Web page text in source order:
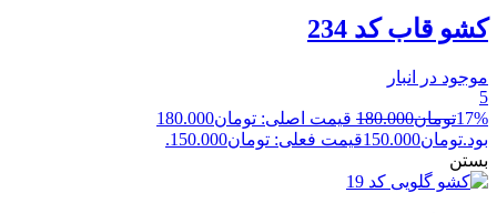
کشو قاب کد 234
موجود در انبار
5
17%تومان180.000
قیمت اصلی: تومان180.000
بود.تومان150.000قیمت فعلی: تومان150.000.
بستن